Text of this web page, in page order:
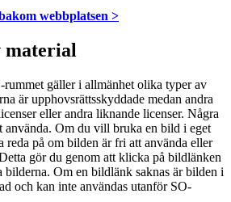
webbplatsen >
material
gäller i allmänhet olika typer av
är upphovsrättsskyddade medan andra
eller andra liknande licenser. Några
använda. Om du vill bruka en bild i eget
reda på om bilden är fri att använda eller
gör du genom att klicka på bildlänken
bilderna. Om en bildlänk saknas är bilden i
och kan inte användas utanför SO-